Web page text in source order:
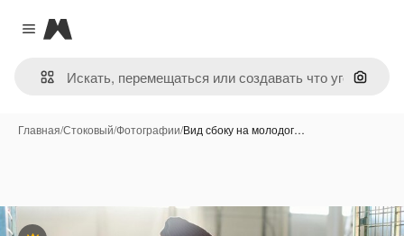
Close menu
Magnific
Поиск
Главная/Стоковый/Фотографии/Вид сбоку на молодог…